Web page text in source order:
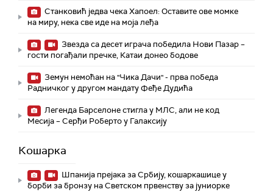
Станковић једва чека Хапоел: Оставите ове момке
на миру, нека све иде на моја леђа
Звезда са десет играча победила Нови Пазар –
гости погађали пречке, Катаи донео бодове
Земун немоћан на "Чика Дачи" - прва победа
Радничког у другом мандату Феђе Дудића
Легенда Барселоне стигла у МЛС, али не код
Месија – Серђи Роберто у Галаксију
Кошарка
Шпанија прејакa за Србију, кошаркашице у
борби за бронзу на Светском првенству за јуниорке